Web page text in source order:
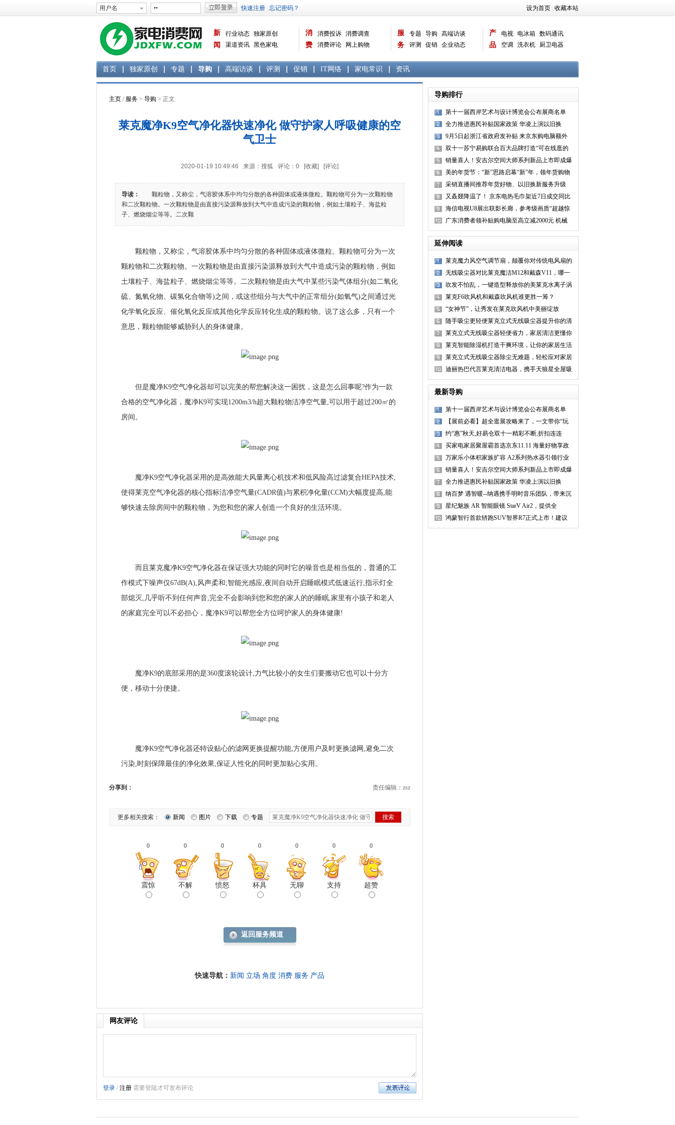
设为首页 收藏本站
新
闻
行业动态 独家原创
渠道资讯 黑色家电
消
费
消费投诉 消费调查
消费评论
网上购物
曝光台 品牌关注
服
务
专题 导购
高端访谈
评测
促销 企业动态
产
品
电视 电冰箱 数码通讯
空调
洗衣机
厨卫电器
首页 独家原创 专题 导购 高端访谈 评测 促销 IT网络 家电常识 资讯
主页 / 服务 > 导购 > 正文
莱克魔净K9空气净化器快速净化 做守护家人呼吸健康的空
气卫士
2020-01-19 10:49:46 来源：搜狐 评论： 0 [收藏] [评论]
导读：
颗粒物，又称尘，气溶胶体系中均匀分散的各种固体或液体微粒。颗粒物可分为一次颗粒物
和二次颗粒物。一次颗粒物是由直接污染源释放到大气中造成污染的颗粒物，例如土壤粒子、海盐粒
子、燃烧烟尘等等。二次颗
颗粒物，又称尘，气溶胶体系中均匀分散的各种固体或液体微粒。颗粒物可分为一次
颗粒物和二次颗粒物。一次颗粒物是由直接污染源释放到大气中造成污染的颗粒物，例如
土壤粒子、海盐粒子、燃烧烟尘等等。二次颗粒物是由大气中某些污染气体组分(如二氧化
硫、氮氧化物、碳氢化合物等)之间，或这些组分与大气中的正常组分(如氧气)之间通过光
化学氧化反应、催化氧化反应或其他化学反应转化生成的颗粒物。说了这么多，只有一个
意思，颗粒物能够威胁到人的身体健康。
但是魔净K9空气净化器却可以完美的帮您解决这一困扰，这是怎么回事呢?作为一款
合格的空气净化器，魔净K9可实现1200m3/h超大颗粒物洁净空气量,可以用于超过200㎡的
房间。
魔净K9空气净化器采用的是高效能大风量离心机技术和低风险高过滤复合HEPA技术,
使得莱克空气净化器的核心指标洁净空气量(CADR值)与累积净化量(CCM)大幅度提高,能
够快速去除房间中的颗粒物，为您和您的家人创造一个良好的生活环境。
而且莱克魔净K9空气净化器在保证强大功能的同时它的噪音也是相当低的，普通的工
作模式下噪声仅67dB(A),风声柔和;智能光感应,夜间自动开启睡眠模式低速运行,指示灯全
部熄灭,几乎听不到任何声音,完全不会影响到您和您的家人的的睡眠,家里有小孩子和老人
的家庭完全可以不必担心，魔净K9可以帮您全方位呵护家人的身体健康!
魔净K9的底部采用的是360度滚轮设计,力气比较小的女生们要搬动它也可以十分方
便，移动十分便捷。
魔净K9空气净化器还特设贴心的滤网更换提醒功能,方便用户及时更换滤网,避免二次
污染,时刻保障最佳的净化效果,保证人性化的同时更加贴心实用。
分享到： 责任编辑：zsz
更多相关搜索： 新闻 图片 下载 专题
0
震惊
0
不解
0
愤怒
0
杯具
0
无聊
0
支持
0
超赞
返回服务频道
快速导航： 新闻 立场 角度 消费 服务 产品
网友评论
导购排行
第十一届西岸艺术与设计博览会公布展商名单
全力推进惠民补贴国家政策 华凌上演以旧换
新“加速度”
9月5日起浙江省政府发补贴 来京东购电脑额外
至高立减2000元
双十一苏宁易购联合百大品牌打造“可在线逛的
门店”
销量喜人！安吉尔空间大师系列新品上市即成爆
款
美的年货节：“新”思路启幕“新”年，领年货购物
狂潮
采销直播间推荐年货好物、以旧换新服务升级
京东家电家居年
又叒叕降温了！ 京东电热毛巾架近7日成交同比
增长142%
海信电视U8展出联影长廊，参考级画质“超越惊
喜”
广东消费者领补贴购电脑至高立减2000元 机械
革命、华硕、宏
延伸阅读
莱克魔力风空气调节扇，颠覆你对传统电风扇的
认知体验
无线吸尘器对比莱克魔洁M12和戴森V11，哪一
个设计更人性
吹发不怕乱，一键造型释放你的美莱克水离子涡
扇吹风机
莱克F6吹风机和戴森吹风机谁更胜一筹？
“女神节”，让秀发在莱克吹风机中美丽绽放
随手吸尘更轻便莱克立式无线吸尘器提升你的清
洁段位
莱克立式无线吸尘器轻便省力，家居清洁更懂你
的需求
莱克智能除湿机打造干爽环境，让你的家居生活
舒适无湿更健康
莱克立式无线吸尘器除尘无难题，轻松应对家居
清洁各种烦恼
迪丽热巴代言莱克清洁电器，携手天狼星全屋吸
尘/洗地机，让
最新导购
第十一届西岸艺术与设计博览会公布展商名单
【展前必看】超全逛展攻略来了，一文带你“玩
转”
约“惠”秋天,好易仓双十一精彩不断,折扣连连
买家电家居聚屋霸首选京东11.11 海量好物享政
府
万家乐小体积家族扩容 A2系列热水器引领行业
创
销量喜人！安吉尔空间大师系列新品上市即成爆
款
全力推进惠民补贴国家政策 华凌上演以旧换
新“加
纳百梦 遇智暖--纳遇携手明时音乐团队，带来沉
浸
星纪魅族 AR 智能眼镜 StarV Air2，提供全
鸿蒙智行首款轿跑SUV智界R7正式上市！建议
零售价